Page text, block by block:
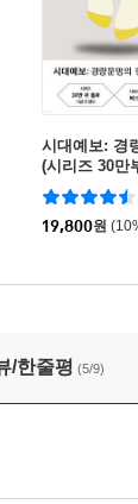
시대예보: 경
(시리즈 30만
버 한정판)
19,800원
/한줄평 (5/9)